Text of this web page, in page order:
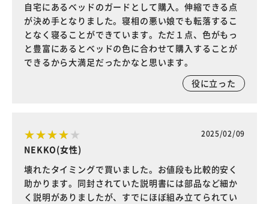
自宅にあるベッドのガードとして購入。伸縮できる点
が決め手となりました。寝相の悪い娘でも転落するこ
となく寝ることができています。ただ１点、色がもっ
と豊富にあるとベッドの色に合わせて購入することが
できるから大満足だったかなと思います。
役に立った
2025/02/09
NEKKO(女性)
壊れたタイミングで買いました。お値段も比較的安く
助かります。同封されていた説明書には部品など細か
く説明がありましたが、すでにほぼ組み立てられてい